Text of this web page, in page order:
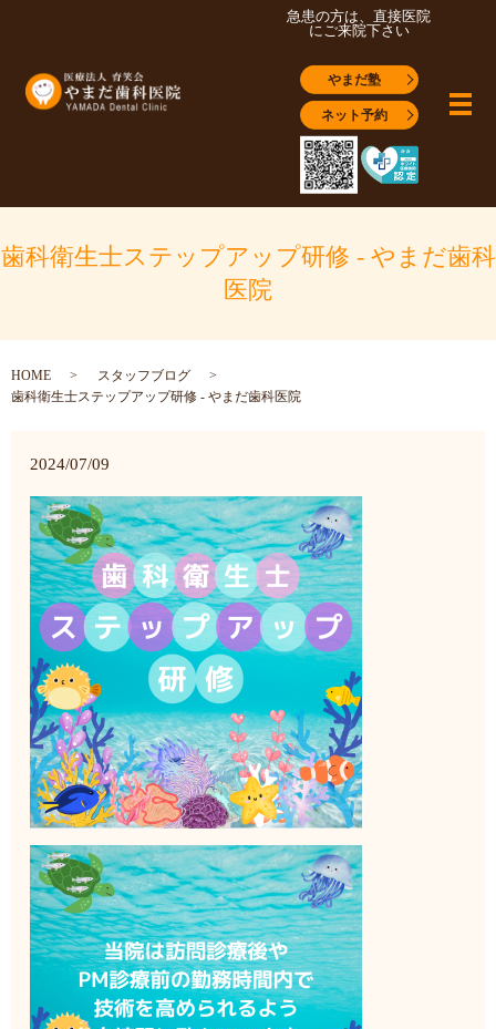
急患の方は、直接医院
にご来院下さい
やまだ塾
ネット予約 メ
歯科衛生士ステップアップ研修 - やまだ歯科
医院
HOME
スタッフブログ
歯科衛生士ステップアップ研修 - やまだ歯科医院
2024/07/09